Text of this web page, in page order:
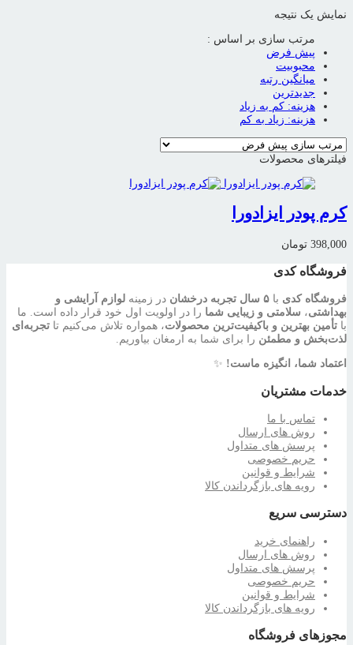
نمایش یک نتیجه
مرتب سازی بر اساس :
پیش فرض
محبوبیت
میانگین رتبه
جدیدترین
هزینه: کم به زیاد
هزینه: زیاد به کم
فیلترهای محصولات
کرم پودر ایزادورا
398,000 تومان
فروشگاه کدی
فروشگاه کدی با ۵ سال تجربه درخشان در زمینه لوازم آرایشی و
بهداشتی، سلامتی و زیبایی شما را در اولویت اول خود قرار داده است. ما
با تأمین بهترین و باکیفیت‌ترین محصولات، همواره تلاش می‌کنیم تا تجربه‌ای
لذت‌بخش و مطمئن را برای شما به ارمغان بیاوریم.
اعتماد شما، انگیزه ماست! ✨
خدمات مشتریان
تماس با ما
روش های ارسال
پرسش های متداول
حریم خصوصی
شرایط و قوانین
رویه های بازگرداندن کالا
دسترسی سریع
راهنمای خرید
روش های ارسال
پرسش های متداول
حریم خصوصی
شرایط و قوانین
رویه های بازگرداندن کالا
مجوزهای فروشگاه